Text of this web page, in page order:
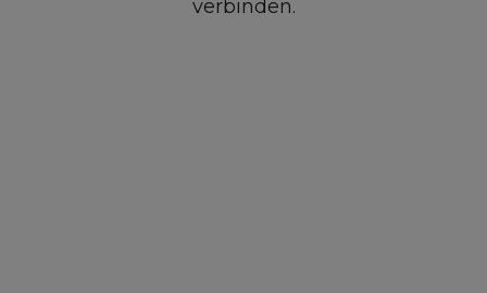
verbinden.